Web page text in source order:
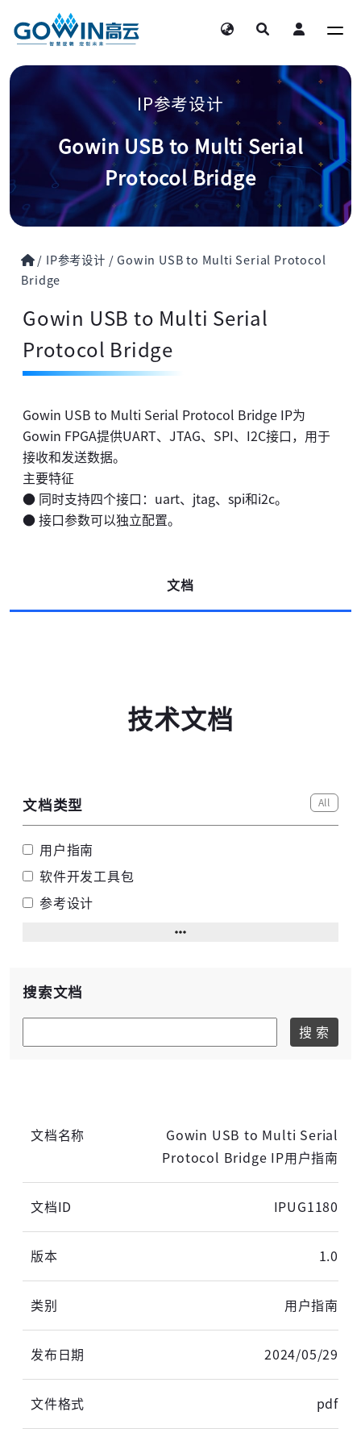
IP参考设计
Gowin USB to Multi Serial
Protocol Bridge
/ IP参考设计 /Gowin USB to Multi Serial Protocol
Bridge
Gowin USB to Multi Serial
Protocol Bridge
Gowin USB to Multi Serial Protocol Bridge IP为
Gowin FPGA提供UART、JTAG、SPI、I2C接口，用于
接收和发送数据。
主要特征
● 同时支持四个接口：uart、jtag、spi和i2c。
● 接口参数可以独立配置。
文档
技术文档
文档类型 All
用户指南
软件开发工具包
参考设计
搜索文档
搜 索
Gowin USB to Multi Serial
Protocol Bridge IP用户指南
IPUG1180
1.0
用户指南
2024/05/29
pdf